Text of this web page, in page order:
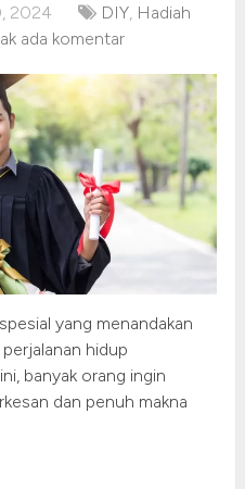
2024 DIY Hadiah
ada komentar
yang menandakan
hidup
banyak orang ingin
dan penuh makna